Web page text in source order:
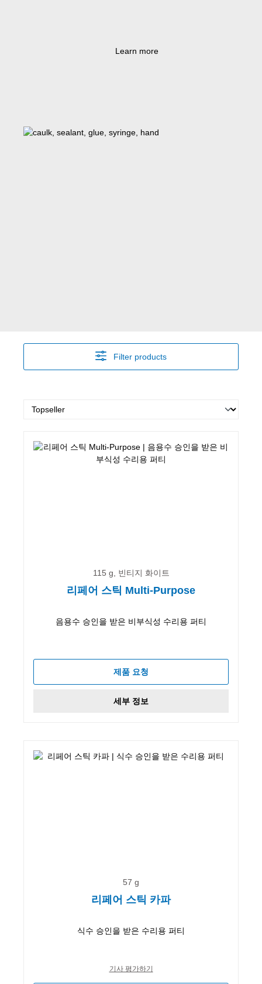
Learn more
Filter products
115 g, 빈티지 화이트
리페어 스틱 Multi-Purpose
음용수 승인을 받은 비부식성 수리용 퍼티
제품 요청
세부 정보
57 g
리페어 스틱 카파
식수 승인을 받은 수리용 퍼티
기사 평가하기